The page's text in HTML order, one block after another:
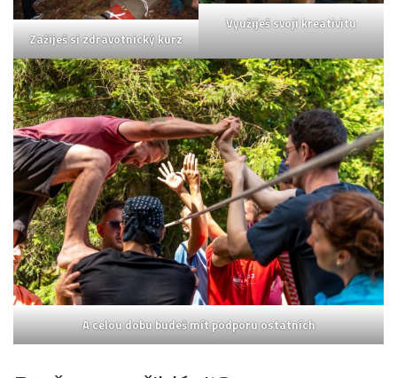
Zažiješ si zdravotnický kurz
Využiješ svoji kreativitu
A celou dobu budeš mít podporuostatních